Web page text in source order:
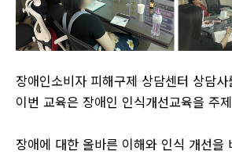
장애인소비자 피해구제 상담센터 상담
이번 교육은 장애인 인식개선교육을 주
장애에 대한 올바른 이해와 인식 개선을